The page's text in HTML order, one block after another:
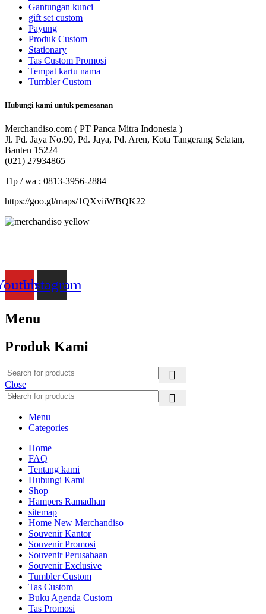
Gantungan kunci
gift set custom
Payung
Produk Custom
Stationary
Tas Custom Promosi
Tempat kartu nama
Tumbler Custom
Hubungi kami untuk pemesanan
Merchandiso.com ( PT Panca Mitra Indonesia )
Jl. Pd. Jaya No.90, Pd. Jaya, Pd. Aren, Kota Tangerang Selatan,
Banten 15224
(021) 27934865
Tlp / wa ; 0813-3956-2884
https://goo.gl/maps/1QXviiWBQK22
Instagram
Menu
Produk Kami
Close
Menu
Categories
Home
FAQ
Tentang kami
Hubungi Kami
Shop
Hampers Ramadhan
sitemap
Home New Merchandiso
Souvenir Kantor
Souvenir Promosi
Souvenir Perusahaan
Souvenir Exclusive
Tumbler Custom
Tas Custom
Buku Agenda Custom
Tas Promosi